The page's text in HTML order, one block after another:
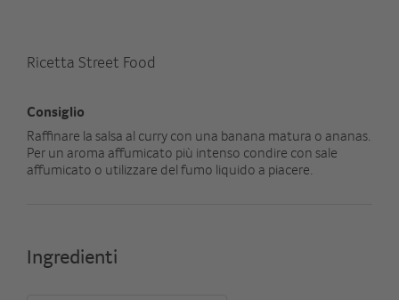
Ricetta Street Food
Consiglio
Raffinare la salsa al curry con una banana matura o ananas.
Per un aroma affumicato più intenso condire con sale
affumicato o utilizzare del fumo liquido a piacere.
Ingredienti